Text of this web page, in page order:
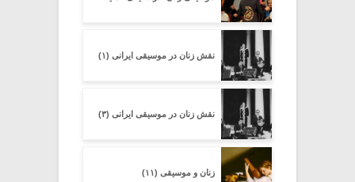
نقش زنان در موسیقی ایرانی (۱)
نقش زنان در موسیقی ایرانی (۳)
زنان و موسیقی (۱۱)